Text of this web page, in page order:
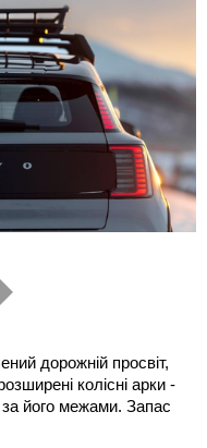
дорожній просвіт,
колісні арки -
за його межами. Запас